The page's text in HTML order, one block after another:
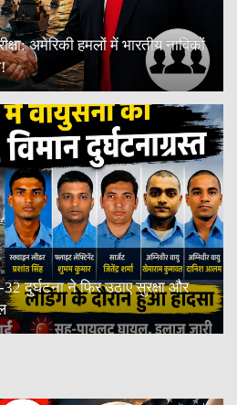
अमेरिकी हमलों में भारतीय नाविकों
32 दुर्घटना ने फिर उठाए सुरक्षा और